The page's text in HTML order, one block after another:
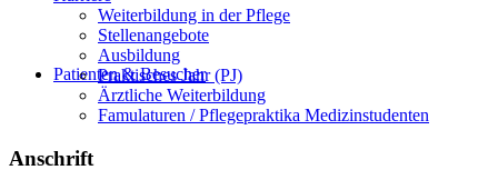
Patienten & Besucher
Weiterbildung in der Pflege
Stellenangebote
Ausbildung
Praktisches Jahr (PJ)
Ärztliche Weiterbildung
Famulaturen / Pflegepraktika Medizinstudenten
Anschrift